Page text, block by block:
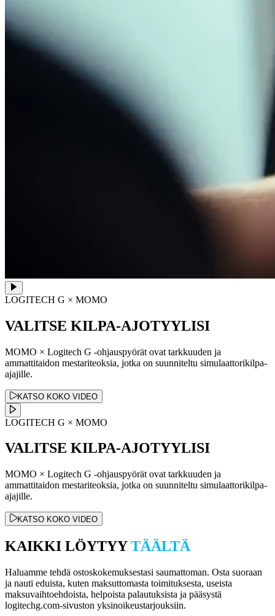
LOGITECH G × MOMO
VALITSE KILPA-AJOTYYLISI
MOMO × Logitech G -ohjauspyörät ovat tarkkuuden ja
ammattitaidon mestariteoksia, jotka on suunniteltu simulaattorikilpa-
ajajille.
KATSO KOKO VIDEO
LOGITECH G × MOMO
VALITSE KILPA-AJOTYYLISI
MOMO × Logitech G -ohjauspyörät ovat tarkkuuden ja
ammattitaidon mestariteoksia, jotka on suunniteltu simulaattorikilpa-
ajajille.
KATSO KOKO VIDEO
KAIKKI LÖYTYYTÄÄLTÄ
Haluamme tehdä ostoskokemuksestasi saumattoman. Osta suoraan
ja nauti eduista, kuten maksuttomasta toimituksesta, useista
maksuvaihtoehdoista, helpoista palautuksista ja pääsystä
logitechg.com-sivuston yksinoikeustarjouksiin.